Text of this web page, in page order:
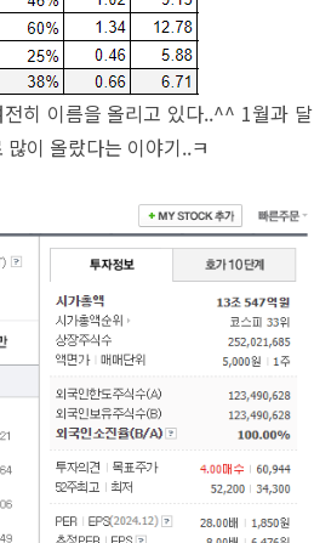
히 이름을 올리고 있다..^^ 1월과 달
이 올랐다는 이야기..ㅋ